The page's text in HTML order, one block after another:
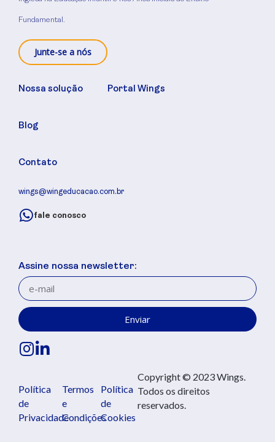
Fundamental.
Junte-se a nós
Nossa solução
Blog
Contato
Portal Wings
wings@wingeducacao.com.br
fale conosco
Assine nossa newsletter:
Enviar
Política
de
Privacidade
Termos
e
Condições
Política
de
Cookies
Copyright © 2023 Wings.
Todos os direitos
reservados.